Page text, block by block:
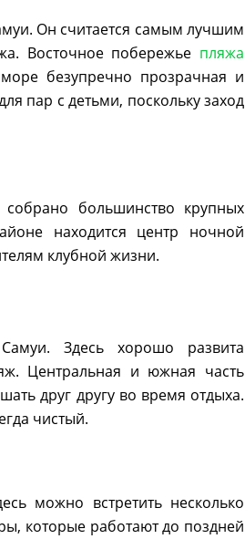
Он считается самым лучшим
Восточное побережье пляжа
безупречно прозрачная и
пар с детьми, поскольку заход
большинство крупных
находится центр ночной
клубной жизни.
Здесь хорошо развита
Центральная и южная часть
друг другу во время отдыха.
чистый.
можно встретить несколько
которые работают до поздней